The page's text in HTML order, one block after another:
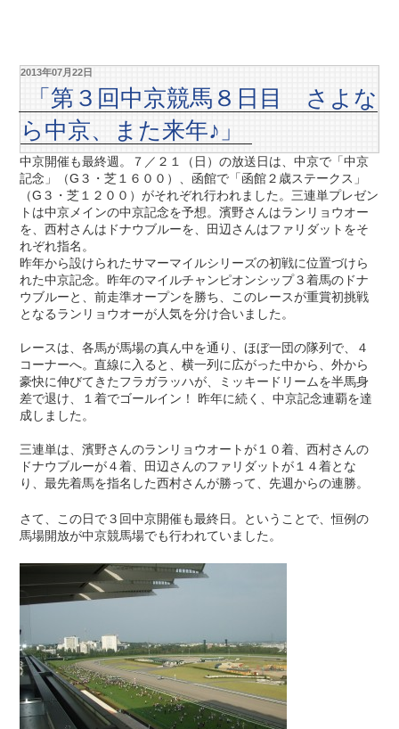
2013年07月22日
「第３回中京競馬８日目 さよな
ら中京、また来年♪」
中京開催も最終週。７／２１（日）の放送日は、中京で「中京
記念」（G３・芝１６００）、函館で「函館２歳ステークス」
（G３・芝１２００）がそれぞれ行われました。三連単プレゼン
トは中京メインの中京記念を予想。濱野さんはランリョウオー
を、西村さんはドナウブルーを、田辺さんはファリダットをそ
れぞれ指名。
昨年から設けられたサマーマイルシリーズの初戦に位置づけら
れた中京記念。昨年のマイルチャンピオンシップ３着馬のドナ
ウブルーと、前走準オープンを勝ち、このレースが重賞初挑戦
となるランリョウオーが人気を分け合いました。
レースは、各馬が馬場の真ん中を通り、ほぼ一団の隊列で、４
コーナーへ。直線に入ると、横一列に広がった中から、外から
豪快に伸びてきたフラガラッハが、ミッキードリームを半馬身
差で退け、１着でゴールイン！ 昨年に続く、中京記念連覇を達
成しました。
三連単は、濱野さんのランリョウオートが１０着、西村さんの
ドナウブルーが４着、田辺さんのファリダットが１４着とな
り、最先着馬を指名した西村さんが勝って、先週からの連勝。
さて、この日で３回中京開催も最終日。ということで、恒例の
馬場開放が中京競馬場でも行われていました。